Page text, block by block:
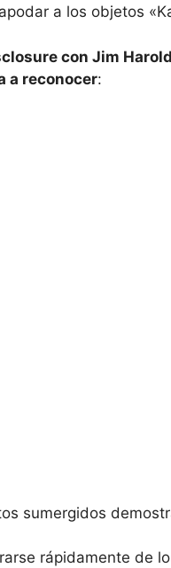
a los objetos
con Jim
a reconocer:
sumergidos
rápidamente de